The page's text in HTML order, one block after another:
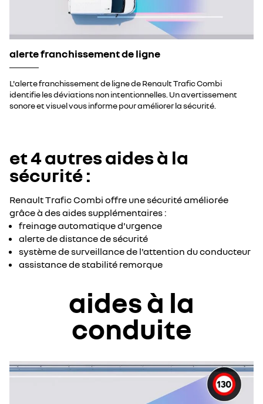
alerte franchissement de ligne
L'alerte franchissement de ligne de Renault Trafic Combi
identifie les déviations non intentionnelles. Un avertissement
sonore et visuel vous informe pour améliorer la sécurité.
et 4 autres aides à la
sécurité :
Renault Trafic Combi offre une sécurité améliorée
grâce à des aides supplémentaires :
freinage automatique d'urgence
alerte de distance de sécurité
système de surveillance de l'attention du conducteur
assistance de stabilité remorque
aides à la
conduite